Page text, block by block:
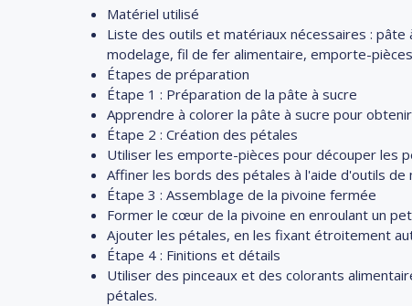
Matériel utilisé
Liste des outils et matériaux nécessaires :
modelage, fil de fer alimentaire, emporte-
Étapes de préparation
Étape 1 : Préparation de la pâte à sucre
Apprendre à colorer la pâte à sucre pour
Étape 2 : Création des pétales
Utiliser les emporte-pièces pour découper les
Affiner les bords des pétales à l'aide d'outils
Étape 3 : Assemblage de la pivoine fermée
Former le cœur de la pivoine en enroulant un
Ajouter les pétales, en les fixant étroitement
Étape 4 : Finitions et détails
Utiliser des pinceaux et des colorants
pétales.